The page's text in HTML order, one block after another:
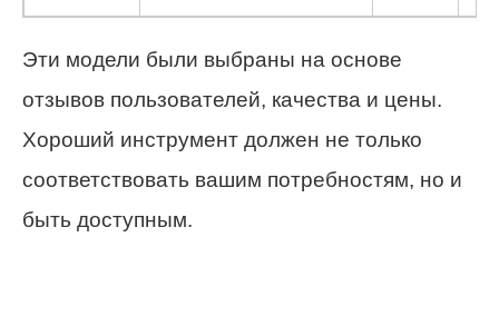
Эти модели были выбраны на основе
отзывов пользователей, качества и цены.
Хороший инструмент должен не только
соответствовать вашим потребностям, но и
быть доступным.